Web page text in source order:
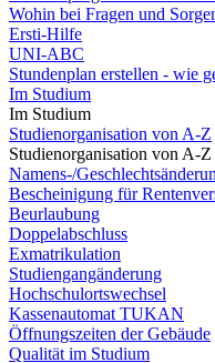
Wohin bei Fragen und
Ersti-Hilfe
UNI-ABC
Stundenplan erstellen - wie
Im Studium
Im Studium
Studienorganisation von A-Z
Studienorganisation von A-Z
Namens-/
Bescheinigung für
Beurlaubung
Doppelabschluss
Exmatrikulation
Studiengangänderung
Hochschulortswechsel
Kassenautomat TUKAN
Öffnungszeiten der Gebäude
Qualität im Studium